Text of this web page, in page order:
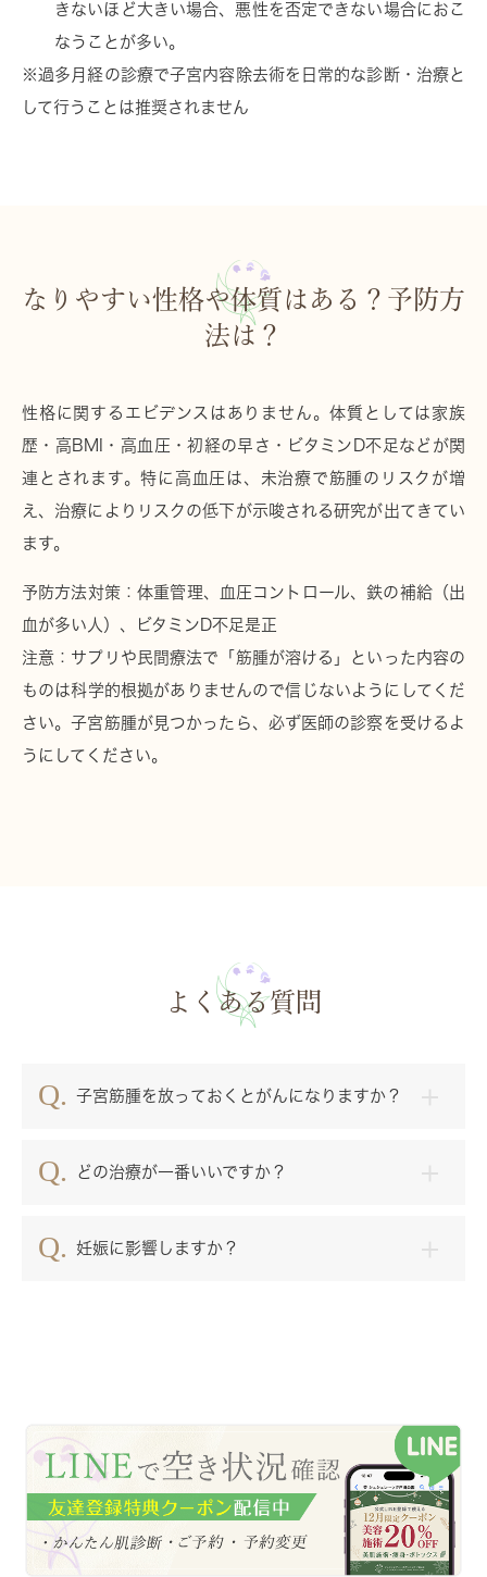
きないほど大きい場合、悪性を否定できない場合におこ
なうことが多い。
※過多月経の診療で子宮内容除去術を日常的な診断・治療と
して行うことは推奨されません
なりやすい性格や体質はある？予防方
法は？
性格 に関するエビデンスはありません。体質 としては家族
歴・高BMI・高血圧・初経の早さ・ビタミンD不足などが関
連とされます。特に 高血圧 は、未治療で筋腫のリスクが増
え、治療によりリスクの低下が示唆される研究が出てきてい
ます。
予防方法対策：体重管理、血圧コントロール、鉄の補給（出
血が多い人）、ビタミンD不足是正
注意： サプリや民間療法で「筋腫が溶ける」といった内容の
ものは科学的根拠がありませんので信じないようにしてくだ
さい。子宮筋腫が見つかったら、必ず医師の診察を受けるよ
うにしてください。
よくある質問
子宮筋腫を放っておくとがんになりますか？
どの治療が一番いいですか？
妊娠に影響しますか？